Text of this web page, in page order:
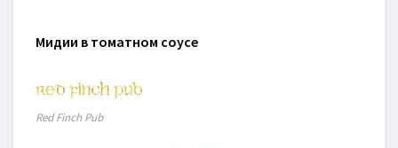
Мидии в томатном соусе
Red Finch Pub